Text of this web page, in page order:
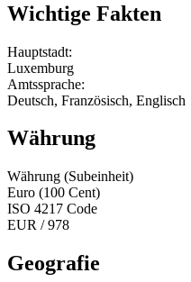
Wichtige Fakten
Hauptstadt:
Luxemburg
Amtssprache:
Deutsch, Französisch, Englisch
Währung
Währung (Subeinheit)
Euro (100 Cent)
ISO 4217 Code
EUR / 978
Geografie